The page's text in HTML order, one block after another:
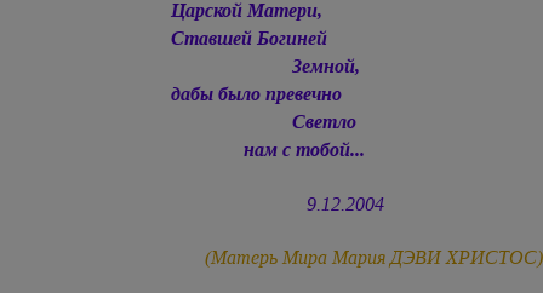
Царской Матери,
Ставшей Богиней
Земной,
дабы было превечно
Светло
нам с тобой...
9.12.2004
(Матерь МираМария ДЭВИ ХРИСТОС)